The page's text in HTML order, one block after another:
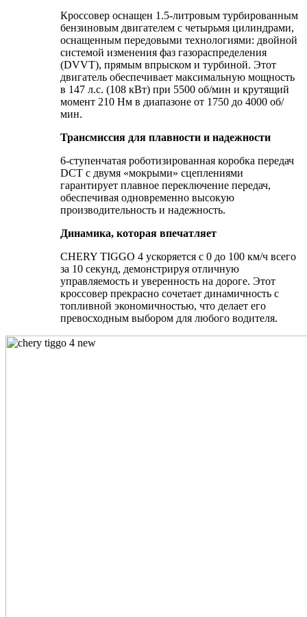
Кроссовер оснащен 1.5-литровым турбированным
бензиновым двигателем с четырьмя цилиндрами,
оснащенным передовыми технологиями: двойной
системой изменения фаз газораспределения
(DVVT), прямым впрыском и турбиной. Этот
двигатель обеспечивает максимальную мощность
в 147 л.с. (108 кВт) при 5500 об/мин и крутящий
момент 210 Нм в диапазоне от 1750 до 4000 об/
мин.
Трансмиссия для плавности и надежности
6-ступенчатая роботизированная коробка передач
DCT с двумя «мокрыми» сцеплениями
гарантирует плавное переключение передач,
обеспечивая одновременно высокую
производительность и надежность.
Динамика, которая впечатляет
CHERY TIGGO 4 ускоряется с 0 до 100 км/ч всего
за 10 секунд, демонстрируя отличную
управляемость и уверенность на дороге. Этот
кроссовер прекрасно сочетает динамичность с
топливной экономичностью, что делает его
превосходным выбором для любого водителя.